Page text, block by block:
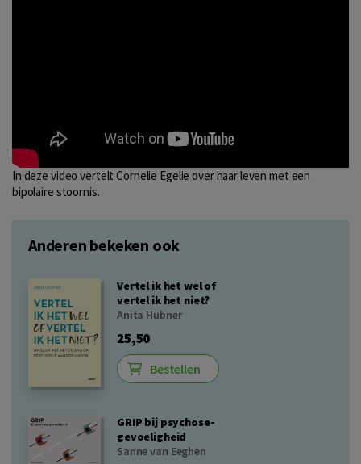
In deze video vertelt Cornelie Egelie over haar leven met een
bipolaire stoornis.
Anderen bekeken ook
Vertel ik het wel of
vertel ik het niet?
Anita Hubner
25,50
Bestellen
GRIP bij psychose-
gevoeligheid
Sanne van Eeghen